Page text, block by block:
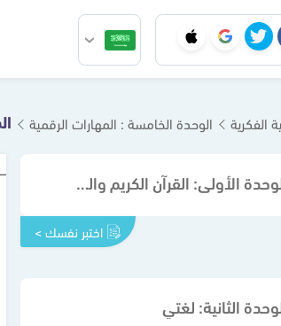
الفكرية الوحدة الخامسة : المهارات الرقمية
الوحدة الأولى: القرآن الكريم والدراسات الإسلامية
اختبر نفسك >
الثانية: لغتي